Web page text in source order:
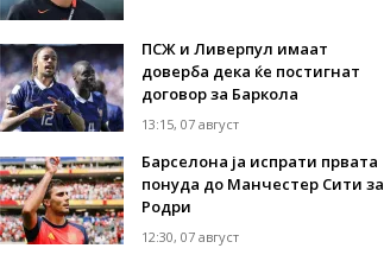
ПСЖ и Ливерпул имаат
доверба дека ќе постигнат
договор за Баркола
13:15, 07 август
Барселона ја испрати првата
понуда до Манчестер Сити за
Родри
12:30, 07 август